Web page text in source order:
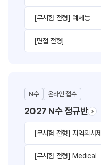
[무시험 전형] 예체능
[면접 전형]
N수 온라인 접수
2027 N수 정규반
[무시험 전형] 지역의사제
[무시험 전형] Medical